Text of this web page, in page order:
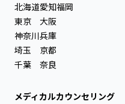
北海道
東京
神奈川
埼玉
千葉
愛知
大阪
兵庫
京都
奈良
福岡
メディカルカウンセリング